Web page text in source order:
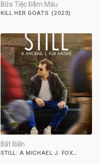
Bữa Tiệc Đẫm Máu
KILL HER GOATS (2023)
Bất Biến
STILL: A MICHAEL J. FOX